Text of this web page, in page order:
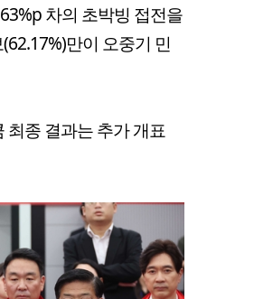
차의 초박빙 접전을
만이 오중기 민
최종 결과는 추가 개표